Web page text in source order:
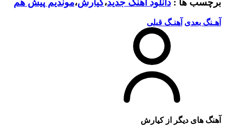
برچسب ها : دانلود آهنگ جدید،کیارش،موندیم پیش هم
آهـنگ بعدی آهنـگ قبلی
آهنگ های دیگر ازکیارش